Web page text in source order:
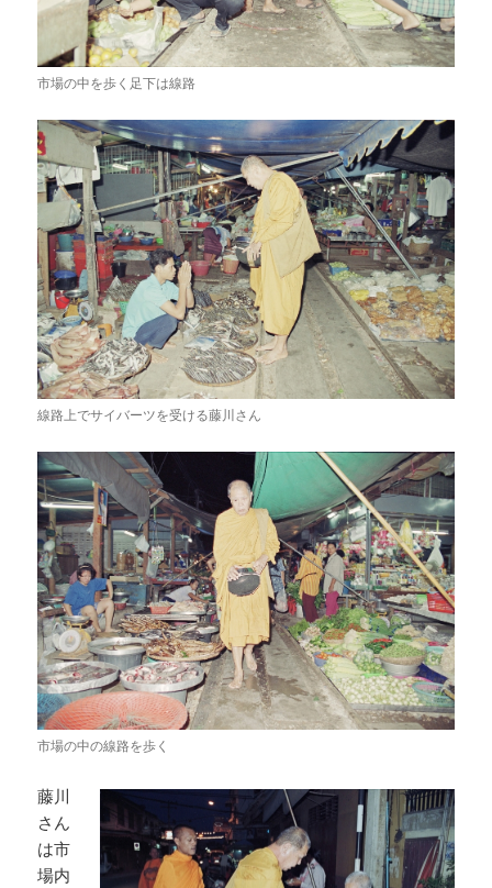
市場の中を歩く足下は線路
線路上でサイバーツを受ける藤川さん
市場の中の線路を歩く
藤川
さん
は市
場内